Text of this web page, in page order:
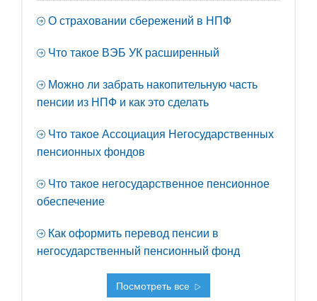
О страховании сбережений в НПФ
Что такое ВЭБ УК расширенный
Можно ли забрать накопительную часть
пенсии из НПФ и как это сделать
Что такое Ассоциация Негосударственных
пенсионных фондов
Что такое негосударственное пенсионное
обеспечение
Как оформить перевод пенсии в
негосударственный пенсионный фонд
Посмотреть все